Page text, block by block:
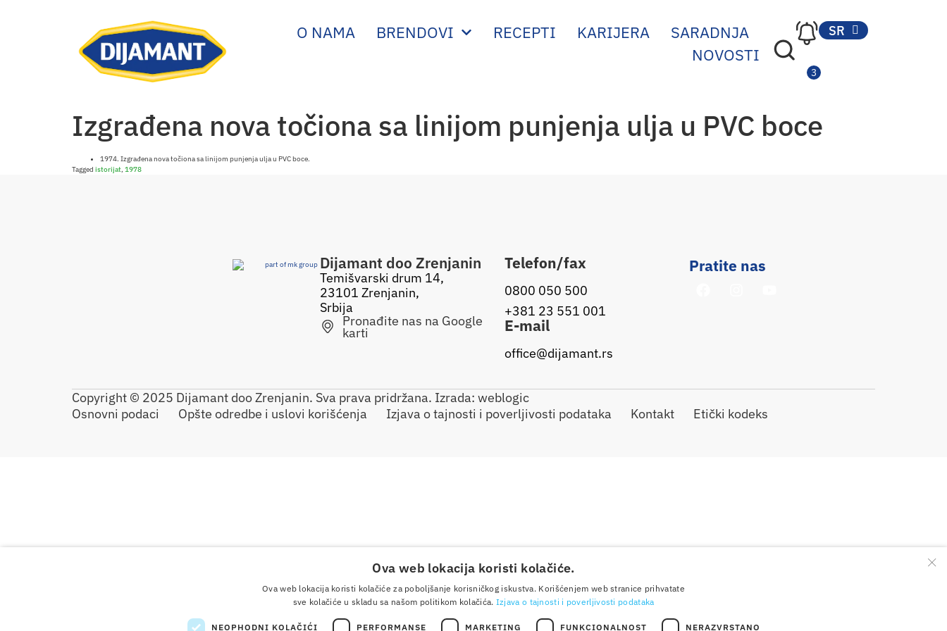
O NAMA BRENDOVI RECEPTI KARIJERA
SARADNJA
NOVOSTI
SR
EN
Izgrađena nova točiona sa linijom punjenja ulja u PVC boce
1974. Izgrađena nova točiona sa linijom punjenja ulja u PVC boce.
Tagged istorijat, 1978
Dijamant doo Zrenjanin
Temišvarski drum 14,
23101 Zrenjanin,
Srbija
Pronađite nas na Google
karti
Telefon/fax
0800 050 500
+381 23 551 001
E-mail
office@dijamant.rs
Pratite nas
Copyright © 2025 Dijamant doo Zrenjanin. Sva prava pridržana. Izrada: weblogic
Osnovni podaci
Opšte odredbe i uslovi korišćenja Izjava o tajnosti i poverljivosti podataka Kontakt Etički kodeks
×
Ova web lokacija koristi kolačiće.
Ova web lokacija koristi kolačiće za poboljšanje korisničkog iskustva. Korišćenjem web stranice prihvatate
sve kolačiće u skladu sa našom politikom kolačića. Izjava o tajnosti i poverljivosti podataka
NEOPHODNI KOLAČIĆI PERFORMANSE MARKETING FUNKCIONALNOST NERAZVRSTANO